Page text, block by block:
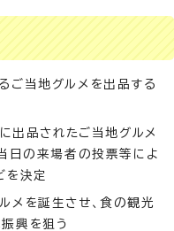
ご当地グルメを出品する
に出品されたご当地グルメ
日の来場者の投票等によ
を決定
メを誕生させ、食の観光
興を狙う